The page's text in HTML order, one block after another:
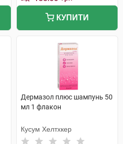
КУПИТИ
Дермазол плюс шампунь 50
мл 1 флакон
Кусум Хелтхкер